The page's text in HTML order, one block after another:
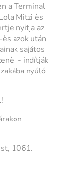
a Terminal
Mitzi ès
nyitja az
azok után
sajátos
- indítják
nyúló
1061.